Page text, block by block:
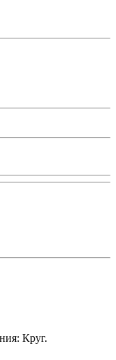
Круг.